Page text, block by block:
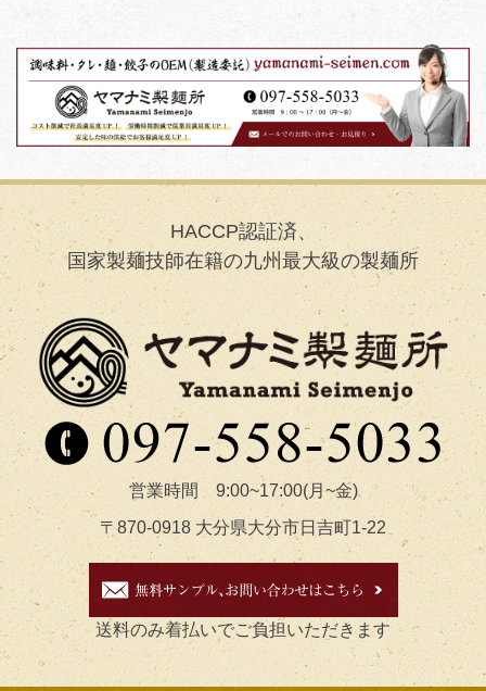
HACCP認証済、
国家製麺技師在籍の九州最大級の製麺所
営業時間 9:00~17:00(月~金)
〒870-0918 大分県大分市日吉町1-22
送料のみ着払いでご負担いただきます